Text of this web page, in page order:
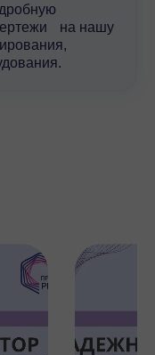
на нашу